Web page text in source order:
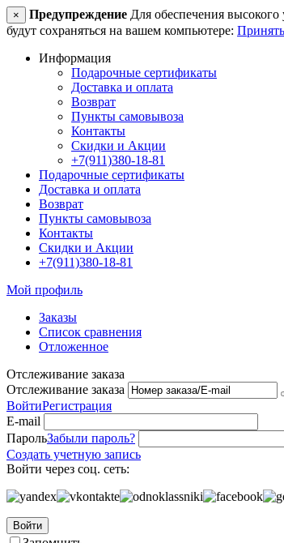
× Предупреждение Для обеспечения
будут сохраняться на вашем компьютере: Принять
Информация
Подарочные сертификаты
Доставка и оплата
Возврат
Пункты самовывоза
Контакты
Скидки и Акции
+7(911)380-18-81
Подарочные сертификаты
Доставка и оплата
Возврат
Пункты самовывоза
Контакты
Скидки и Акции
+7(911)380-18-81
Мой профиль
Заказы
Список сравнения
Отложенное
Отслеживание заказа
Отслеживание заказа
ВойтиРегистрация
E-mail
ПарольЗабыли пароль?
Создать учетную запись
Войти через соц. сеть:
Войти